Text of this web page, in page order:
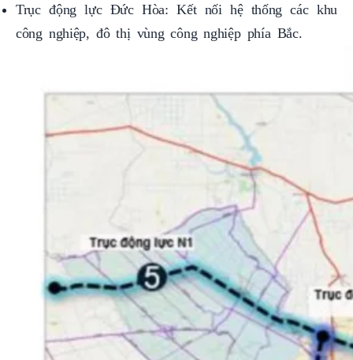
Trục động lực Đức Hòa: Kết nối hệ thống các khu
công nghiệp, đô thị vùng công nghiệp phía Bắc.